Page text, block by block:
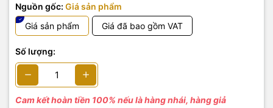
Nguồn gốc: Giá sản phẩm
Giá sản phẩm
Giá đã bao gồm VAT
Số lượng:
Cam kết hoàn tiền 100% nếu là hàng nhái, hàng giả